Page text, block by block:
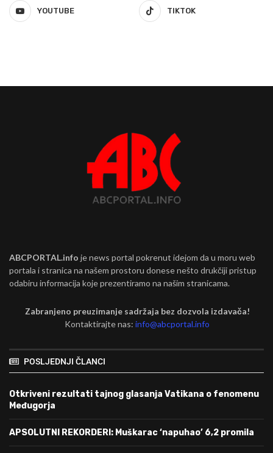
YOUTUBE TIKTOK
ABCPORTAL.info je news portal pokrenut idejom da u moru web
portala i stranica na našem prostoru donese nešto drukčiji pristup
odabiru informacija koje prezentiramo na našim stranicama.
Zabranjeno preuzimanje sadržaja bez dozvola izdavača!
Kontaktirajte nas:info@abcportal.info
POSLJEDNJI ČLANCI
Otkriveni rezultati tajnog glasanja Vatikana o fenomenu
Međugorja
APSOLUTNI REKORDERI: Muškarac ‘napuhao’ 6,2 promila